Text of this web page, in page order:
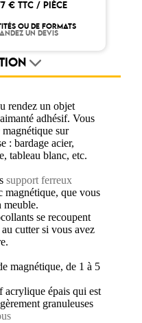
€ TTC / PIÈCE
OU DE FORMATS
UN DEVIS
rendez un objet
adhésif. Vous
sur
: bardage acier,
tableau blanc, etc.
support ferreux
magnétique, que vous
meuble.
se recoupent
cutter si vous avez
magnétique, de 1 à 5
acrylique épais qui est
granuleuses